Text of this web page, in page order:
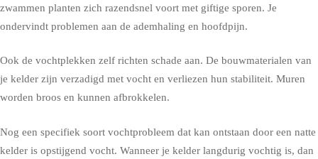
zwammen planten zich razendsnel voort met giftige sporen. Je
ondervindt problemen aan de ademhaling en hoofdpijn.
Ook de vochtplekken zelf richten schade aan. De bouwmaterialen van
je kelder zijn verzadigd met vocht en verliezen hun stabiliteit. Muren
worden broos en kunnen afbrokkelen.
Nog een specifiek soort vochtprobleem dat kan ontstaan door een natte
kelder is opstijgend vocht. Wanneer je kelder langdurig vochtig is, dan